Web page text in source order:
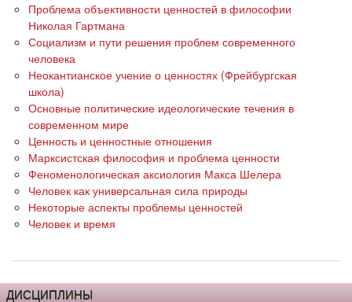
Проблема объективности ценностей в философии
Николая Гартмана
Социализм и пути решения проблем современного
человека
Неокантианское учение о ценностях (Фрейбургская
школа)
Основные политические идеологические течения в
современном мире
Ценность и ценностные отношения
Марксистская философия и проблема ценности
Феноменологическая аксиология Макса Шелера
Человек как универсальная сила природы
Некоторые аспекты проблемы ценностей
Человек и время
ДИСЦИПЛИНЫ